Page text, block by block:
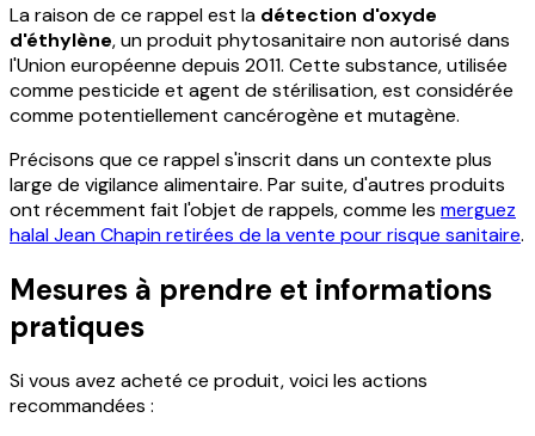
La raison de ce rappel est la détection d'oxyde
d'éthylène, un produit phytosanitaire non autorisé dans
l'Union européenne depuis 2011. Cette substance, utilisée
comme pesticide et agent de stérilisation, est considérée
comme potentiellement cancérogène et mutagène.
Précisons que ce rappel s'inscrit dans un contexte plus
large de vigilance alimentaire. Par suite, d'autres produits
ont récemment fait l'objet de rappels, comme les merguez
halal Jean Chapin retirées de la vente pour risque sanitaire.
Mesures à prendre et informations
pratiques
Si vous avez acheté ce produit, voici les actions
recommandées :